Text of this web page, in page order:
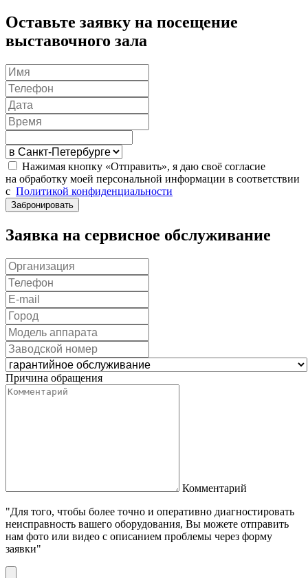
Оставьте заявку на посещение
выставочного зала
Нажимая кнопку «Отправить», я даю своё согласие
на обработку моей персональной информации в соответствии
с Политикой конфиденциальности
Забронировать
Заявка на сервисное обслуживание
Причина обращения
Комментарий
"Для того, чтобы более точно и оперативно диагностировать
неисправность вашего оборудования, Вы можете отправить
нам фото или видео с описанием проблемы через форму
заявки"